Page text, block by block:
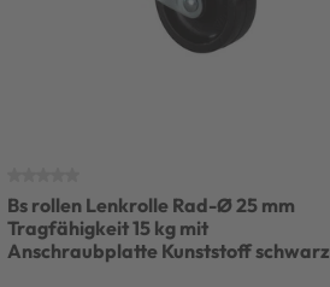
Bs rollen Lenkrolle Rad-Ø 25 mm
Tragfähigkeit 15 kg mit
Anschraubplatte Kunststoff schwarz